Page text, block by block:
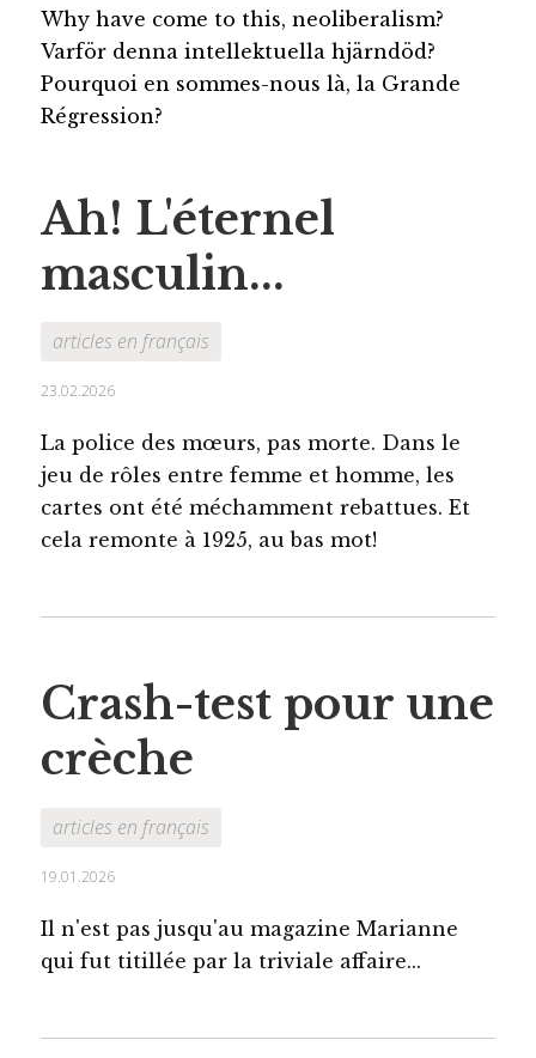
Why have come to this, neoliberalism?
Varför denna intellektuella hjärndöd?
Pourquoi en sommes-nous là, la Grande
Régression?
Ah! L'éternel
masculin...
articles en français
23.02.2026
La police des mœurs, pas morte. Dans le
jeu de rôles entre femme et homme, les
cartes ont été méchamment rebattues. Et
cela remonte à 1925, au bas mot!
Crash-test pour une
crèche
articles en français
19.01.2026
Il n'est pas jusqu'au magazine Marianne
qui fut titillée par la triviale affaire...